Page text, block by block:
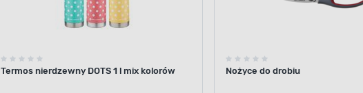
Termos nierdzewny DOTS 1 l mix kolorów Nożyce do drobiu